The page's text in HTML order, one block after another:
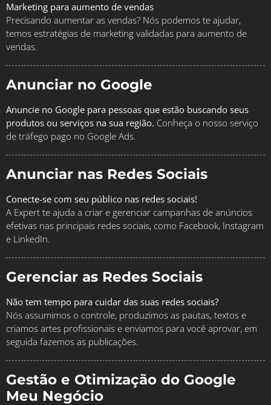
Marketing para aumento de vendas
Precisando aumentar as vendas? Nós podemos te ajudar,
temos estratégias de marketing validadas para aumento de
vendas.
Anunciar no Google
Anuncie no Google para pessoas que estão buscando seus
produtos ou serviços na sua região. Conheça o nosso serviço
de tráfego pago no Google Ads.
Anunciar nas Redes Sociais
Conecte-se com seu público nas redes sociais!
A Expert te ajuda a criar e gerenciar campanhas de anúncios
efetivas nas principais redes sociais, como Facebook, Instagram
e LinkedIn.
Gerenciar as Redes Sociais
Não tem tempo para cuidar das suas redes sociais?
Nós assumimos o controle, produzimos as pautas, textos e
criamos artes profissionais e enviamos para você aprovar, em
seguida fazemos as publicações.
Gestão e Otimização do Google
Meu Negócio